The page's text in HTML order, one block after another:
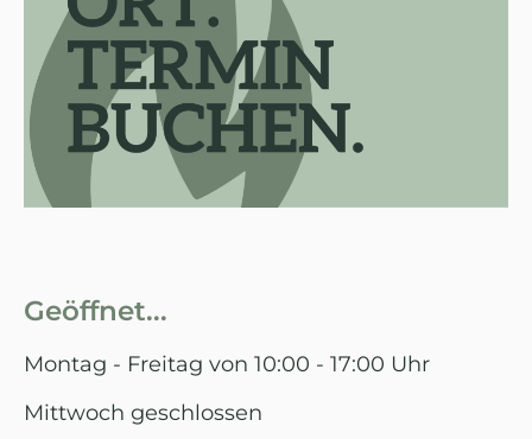
Geöffnet...
Montag - Freitag von 10:00 - 17:00 Uhr
Mittwoch geschlossen